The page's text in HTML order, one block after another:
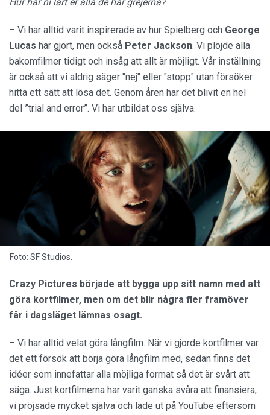
– Vi har alltid varit inspirerade av hur Spielberg och George
Lucas har gjort, men också Peter Jackson. Vi plöjde alla
bakomfilmer tidigt och insåg att allt är möjligt. Vår inställning
är också att vi aldrig säger "nej" eller "stopp" utan försöker
hitta ett sätt att lösa det. Genom åren har det blivit en hel
del ”trial and error”. Vi har utbildat oss själva.
Foto: SF Studios.
Crazy Pictures började att bygga upp sitt namn med att
göra kortfilmer, men om det blir några fler framöver
får i dagsläget lämnas osagt.
– Vi har alltid velat göra långfilm. När vi gjorde kortfilmer var
det ett försök att börja göra långfilm med, sedan finns det
idéer som innefattar alla möjliga format så det är svårt att
säga. Just kortfilmerna har varit ganska svåra att finansiera,
vi pröjsade mycket själva och lade ut på YouTube eftersom